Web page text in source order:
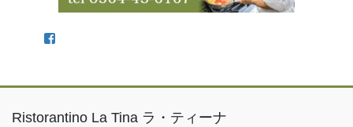
Ristorantino La Tina ラ・ティーナ